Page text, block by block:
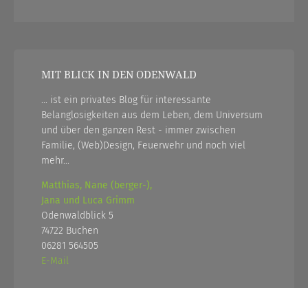
MIT BLICK IN DEN ODENWALD
... ist ein privates Blog für interessante
Belanglosigkeiten aus dem Leben, dem Universum
und über den ganzen Rest - immer zwischen
Familie, (Web)Design, Feuerwehr und noch viel
mehr...
Matthias, Nane (berger-),
Jana und Luca Grimm
Odenwaldblick 5
74722 Buchen
06281 564505
E-Mail